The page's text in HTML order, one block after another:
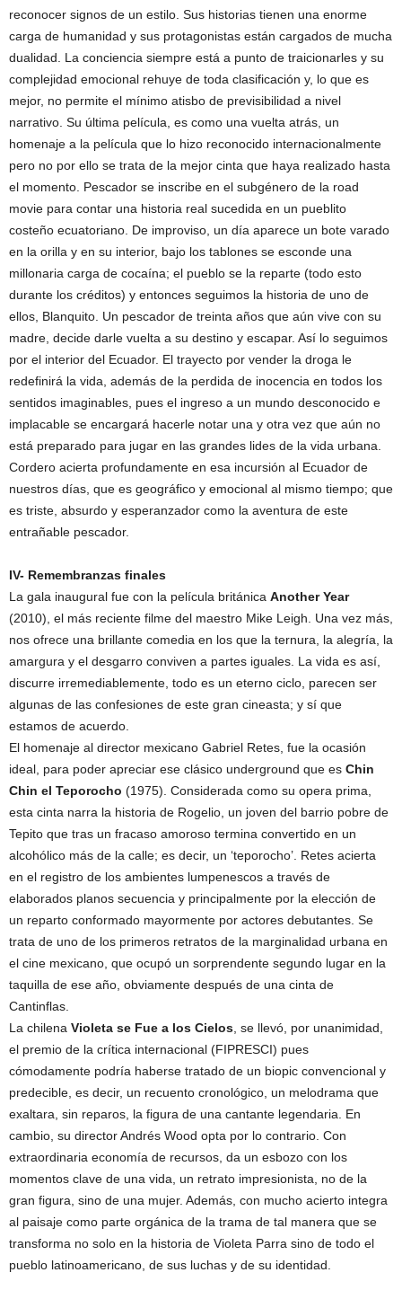
reconocer signos de un estilo. Sus historias tienen una enorme
carga de humanidad y sus protagonistas están cargados de mucha
dualidad. La conciencia siempre está a punto de traicionarles y su
complejidad emocional rehuye de toda clasificación y, lo que es
mejor, no permite el mínimo atisbo de previsibilidad a nivel
narrativo. Su última película, es como una vuelta atrás, un
homenaje a la película que lo hizo reconocido internacionalmente
pero no por ello se trata de la mejor cinta que haya realizado hasta
el momento. Pescador se inscribe en el subgénero de la road
movie para contar una historia real sucedida en un pueblito
costeño ecuatoriano. De improviso, un día aparece un bote varado
en la orilla y en su interior, bajo los tablones se esconde una
millonaria carga de cocaína; el pueblo se la reparte (todo esto
durante los créditos) y entonces seguimos la historia de uno de
ellos, Blanquito. Un pescador de treinta años que aún vive con su
madre, decide darle vuelta a su destino y escapar. Así lo seguimos
por el interior del Ecuador. El trayecto por vender la droga le
redefinirá la vida, además de la perdida de inocencia en todos los
sentidos imaginables, pues el ingreso a un mundo desconocido e
implacable se encargará hacerle notar una y otra vez que aún no
está preparado para jugar en las grandes lides de la vida urbana.
Cordero acierta profundamente en esa incursión al Ecuador de
nuestros días, que es geográfico y emocional al mismo tiempo; que
es triste, absurdo y esperanzador como la aventura de este
entrañable pescador.
IV- Remembranzas finales
La gala inaugural fue con la película británica Another Year
(2010), el más reciente filme del maestro Mike Leigh. Una vez más,
nos ofrece una brillante comedia en los que la ternura, la alegría, la
amargura y el desgarro conviven a partes iguales. La vida es así,
discurre irremediablemente, todo es un eterno ciclo, parecen ser
algunas de las confesiones de este gran cineasta; y sí que
estamos de acuerdo.
El homenaje al director mexicano Gabriel Retes, fue la ocasión
ideal, para poder apreciar ese clásico underground que es Chin
Chin el Teporocho (1975). Considerada como su opera prima,
esta cinta narra la historia de Rogelio, un joven del barrio pobre de
Tepito que tras un fracaso amoroso termina convertido en un
alcohólico más de la calle; es decir, un ‘teporocho’. Retes acierta
en el registro de los ambientes lumpenescos a través de
elaborados planos secuencia y principalmente por la elección de
un reparto conformado mayormente por actores debutantes. Se
trata de uno de los primeros retratos de la marginalidad urbana en
el cine mexicano, que ocupó un sorprendente segundo lugar en la
taquilla de ese año, obviamente después de una cinta de
Cantinflas.
La chilena Violeta se Fue a los Cielos , se llevó, por unanimidad,
el premio de la crítica internacional (FIPRESCI) pues
cómodamente podría haberse tratado de un biopic convencional y
predecible, es decir, un recuento cronológico, un melodrama que
exaltara, sin reparos, la figura de una cantante legendaria. En
cambio, su director Andrés Wood opta por lo contrario. Con
extraordinaria economía de recursos, da un esbozo con los
momentos clave de una vida, un retrato impresionista, no de la
gran figura, sino de una mujer. Además, con mucho acierto integra
al paisaje como parte orgánica de la trama de tal manera que se
transforma no solo en la historia de Violeta Parra sino de todo el
pueblo latinoamericano, de sus luchas y de su identidad.